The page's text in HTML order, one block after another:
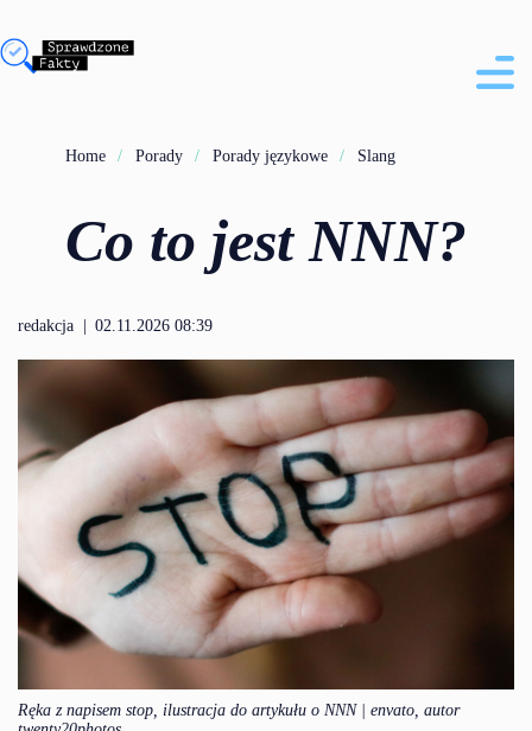
Home Porady Porady językowe Slang
Co to jest NNN?
redakcja | 02.11.2026 08:39
Ręka z napisem stop, ilustracja do artykułu o NNN | envato, autor